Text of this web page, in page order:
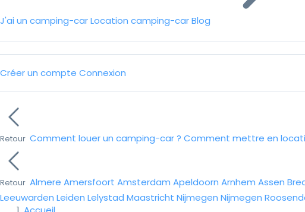
J'ai un camping-carLocation camping-carBlog
Créer un compte Connexion
Retour Comment louer un camping-car ? Comment mettre en
Retour Almere Amersfoort Amsterdam Apeldoorn Arnhem Assen
Leeuwarden Leiden Lelystad Maastricht Nijmegen Nijmegen